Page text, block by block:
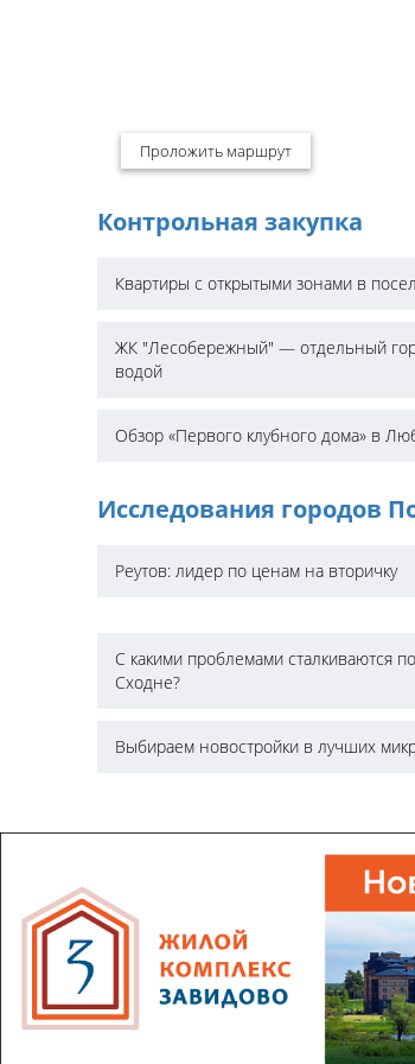
Проложить маршрут
Контрольная закупка
Квартиры с открытыми зонами в
ЖК "Лесобережный" — отдельный
водой
Обзор «Первого клубного дома» в
Исследования городов
Реутов: лидер по ценам на вторичку
С какими проблемами сталкиваются
Сходне?
Выбираем новостройки в лучших